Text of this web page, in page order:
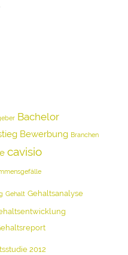
Bachelor
Bewerbung Branchen
cavisio
Gehalt Gehaltsanalyse
2012